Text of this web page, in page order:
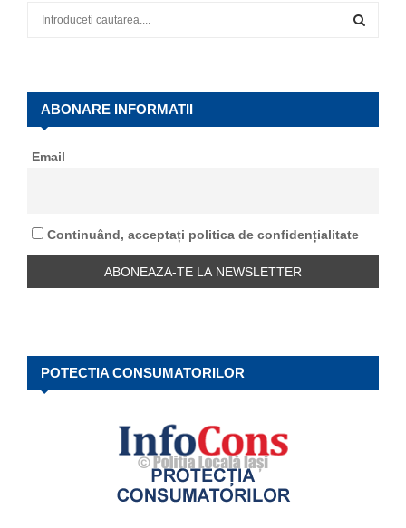
f
E
A
H
ABONARE INFORMATII
Email
Continuând, acceptați politica de confidențialitate
POTECTIA CONSUMATORILOR